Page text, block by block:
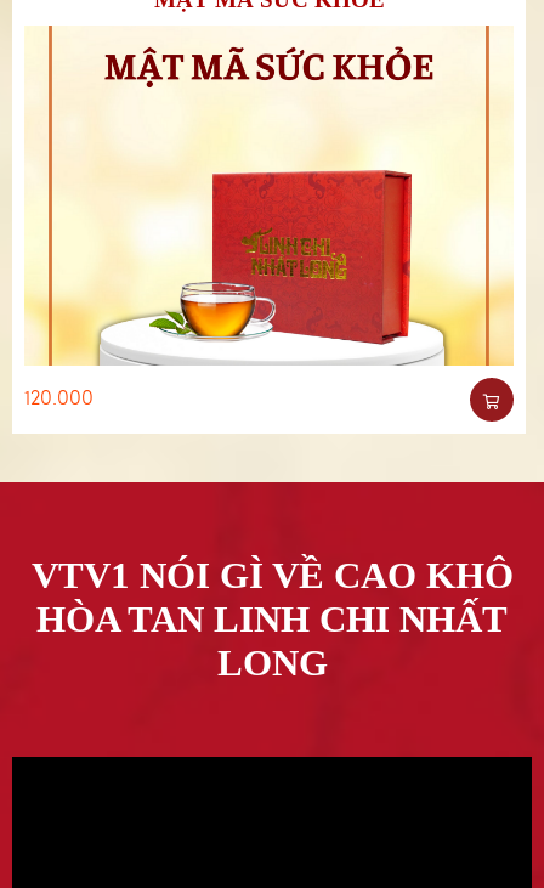
120.000
VTV1 NÓI GÌ VỀ CAO KHÔ
HÒA TAN LINH CHI NHẤT
LONG